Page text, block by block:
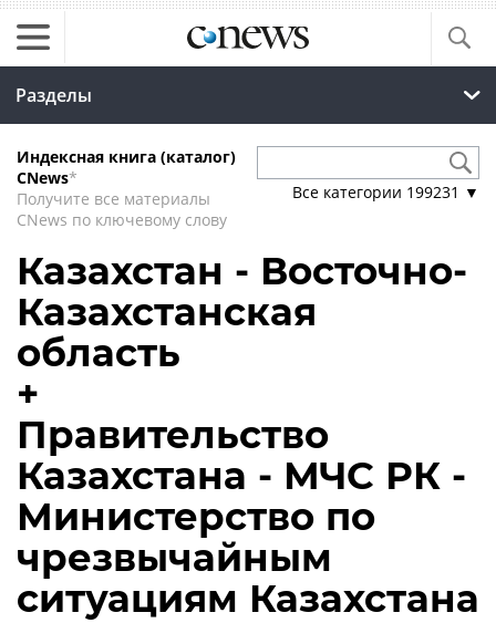
Разделы
Индексная книга (каталог)
CNews*
Получите все материалы
CNews по ключевому слову
Все категории 199231 ▼
Казахстан - Восточно-
Казахстанская
область
+
Правительство
Казахстана - МЧС РК -
Министерство по
чрезвычайным
ситуациям Казахстана